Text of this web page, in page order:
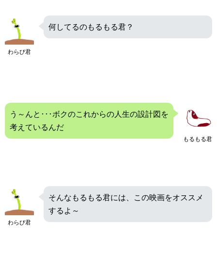
わらび君
何してるのもるもる君？
もるもる君
う～んと･･･ボクのこれからの人生の設計図を
考えているんだ
わらび君
そんなもるもる君には、この映画をオススメ
するよ～